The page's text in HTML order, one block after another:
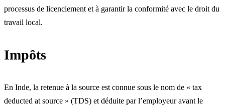
processus de licenciement et à garantir la conformité avec le droit du
travail local.
Impôts
En Inde, la retenue à la source est connue sous le nom de « tax
deducted at source » (TDS) et déduite par l’employeur avant le